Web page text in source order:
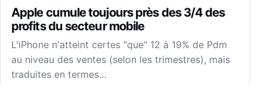
Apple cumule toujours près des 3/4 des
profits du secteur mobile
L'iPhone n'atteint certes "que" 12 à 19% de Pdm
au niveau des ventes (selon les trimestres), mais
traduites en termes…